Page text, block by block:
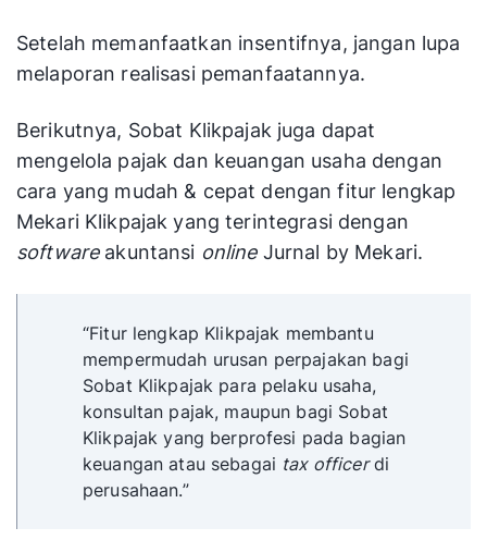
Setelah memanfaatkan insentifnya, jangan lupa
melaporan realisasi pemanfaatannya.
Berikutnya, Sobat Klikpajak juga dapat
mengelola pajak dan keuangan usaha dengan
cara yang mudah & cepat dengan fitur lengkap
Mekari Klikpajak yang terintegrasi dengan
softwareakuntansi onlineJurnal by Mekari.
“Fitur lengkap Klikpajak membantu
mempermudah urusan perpajakan bagi
Sobat Klikpajak para pelaku usaha,
konsultan pajak, maupun bagi Sobat
Klikpajak yang berprofesi pada bagian
keuangan atau sebagai tax officerdi
perusahaan.”